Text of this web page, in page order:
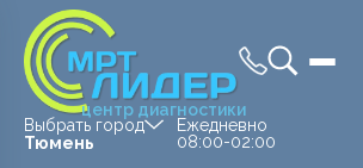
центр диагностики
Выбрать город
Тюмень
Ежедневно
08:00-02:00